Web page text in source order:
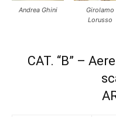
Andrea Ghini
Girolamo
Lorusso
CAT. “B” –